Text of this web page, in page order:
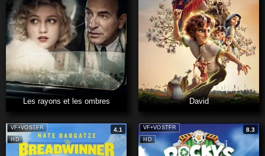
Les rayons et les ombres David
HD
VF+VOSTFR 4.1
HD
VF+VOSTFR 8.3